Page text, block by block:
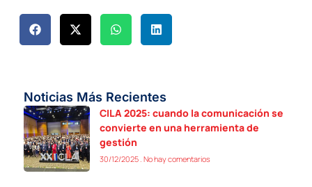
Noticias Más Recientes
CILA 2025: cuando la comunicación se
convierte en una herramienta de
gestión
30/12/2025 No hay comentarios